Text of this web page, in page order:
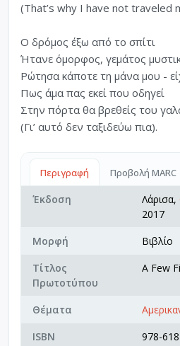
(That’s why I have not traveled
Ο δρόμος έξω από το σπίτι
Ήτανε όμορφος, γεμάτος
Ρώτησα κάποτε τη μάνα μου -
Πως άμα πας εκεί που οδηγεί
Στην πόρτα θα βρεθείς του
(Γι’ αυτό δεν ταξιδεύω πια).
Περιγραφή Προβολή MARC
Έκδοση Λάρισα,
2017
Μορφή
Βιβλίο
Τίτλος
Πρωτοτύπου
A Few
Θέματα
ISBN
978-